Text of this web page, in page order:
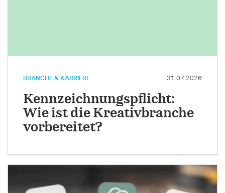
BRANCHE & KARRIERE 31.07.2026
Kennzeichnungspflicht:
Wie ist die Kreativbranche
vorbereitet?